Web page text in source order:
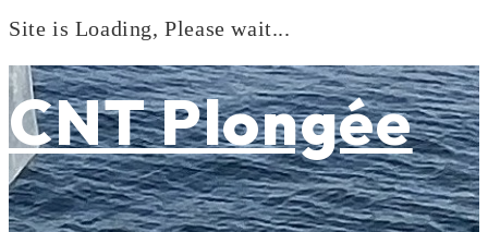
Site is Loading, Please wait...
to
content
CNT Plongée